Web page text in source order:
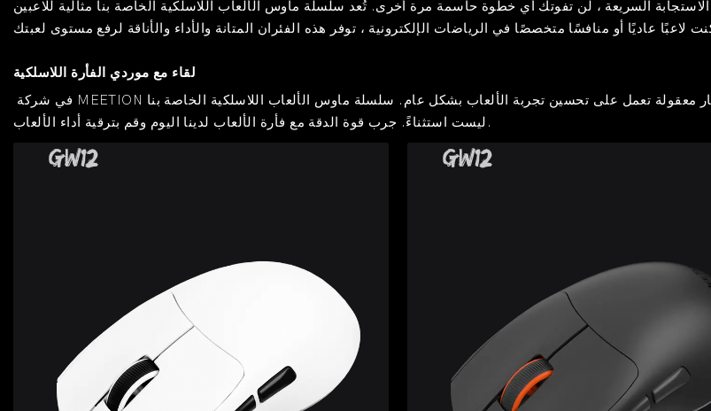
السريعة ، لن تفوتك أي خطوة حاسمة مرة أخرى. تُعد سلسلة ماوس الألعاب اللاسلكية الخاصة بنا مثالية للاعبين
لقاء مع موردي الفأرة اللاسلكية
ليست استثناءً. جرب قوة الدقة مع فأرة الألعاب لدينا اليوم وقم بترقية أداء الألعاب.
GW12 GW12